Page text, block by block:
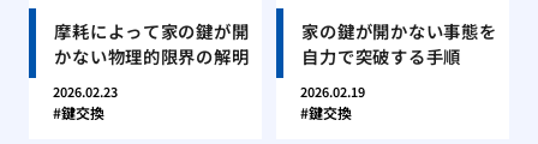
摩耗によって家の鍵が開
かない物理的限界の解明
2026.02.23
鍵交換
家の鍵が開かない事態を
自力で突破する手順
2026.02.19
鍵交換